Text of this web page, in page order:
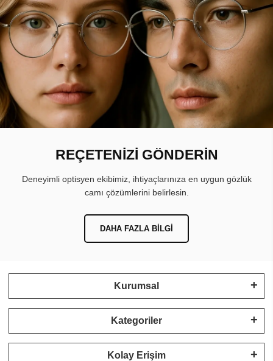
REÇETENİZİ GÖNDERİN
Deneyimli optisyen ekibimiz, ihtiyaçlarınıza en uygun gözlük
camı çözümlerini belirlesin.
DAHA FAZLA BILGI
Kurumsal
Kategoriler
Kolay Erişim